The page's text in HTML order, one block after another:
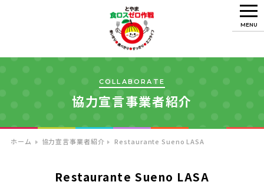
MENU
COLLABORATE
協力宣言事業者紹介
ホーム 協力宣言事業者紹介 Restaurante Sueno LASA
Restaurante Sueno LASA